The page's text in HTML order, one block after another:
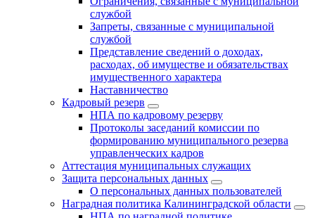
службой
Запреты, связанные с муниципальной
службой
Представление сведений о доходах,
расходах, об имуществе и обязательствах
имущественного характера
Наставничество
Кадровый резерв
НПА по кадровому резерву
Протоколы заседаний комиссии по
формированию муниципального резерва
управленческих кадров
Аттестация муниципальных служащих
Защита персональных данных
О персональных данных пользователей
Наградная политика Калининградской области